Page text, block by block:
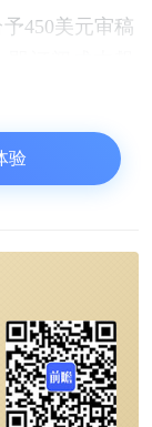
450美元审稿
问题，我们只
自己的答案。
作人员支付费
稿中问题（质
验